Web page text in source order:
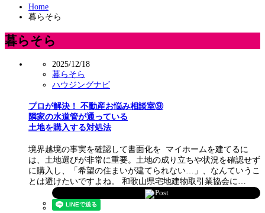
Home
暮らそら
暮らそら
2025/12/18
暮らそら
ハウジングナビ
プロが解決！ 不動産お悩み相談室⑨
隣家の水道管が通っている
土地を購入する対処法
境界越境の事実を確認して書面化を マイホームを建てるに
は、土地選びが非常に重要。土地の成り立ちや状況を確認せず
に購入し、「希望の住まいが建てられない…」、なんていうこ
とは避けたいですよね。 和歌山県宅地建物取引業協会に…
Post